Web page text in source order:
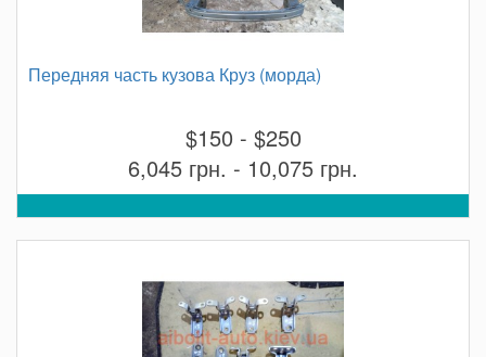
Передняя часть кузова Круз (морда)
$150 - $250
6,045 грн. - 10,075 грн.